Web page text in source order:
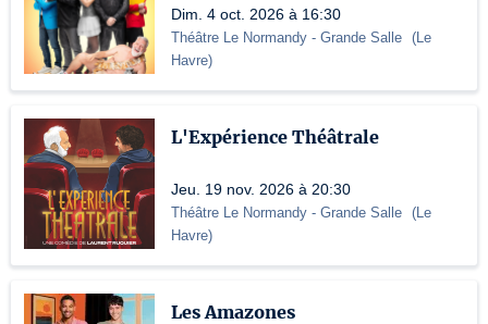
Dim. 4 oct. 2026 à 16:30
Théâtre Le Normandy - Grande Salle (Le
Havre)
L'Expérience Théâtrale
Jeu. 19 nov. 2026 à 20:30
Théâtre Le Normandy - Grande Salle (Le
Havre)
Les Amazones